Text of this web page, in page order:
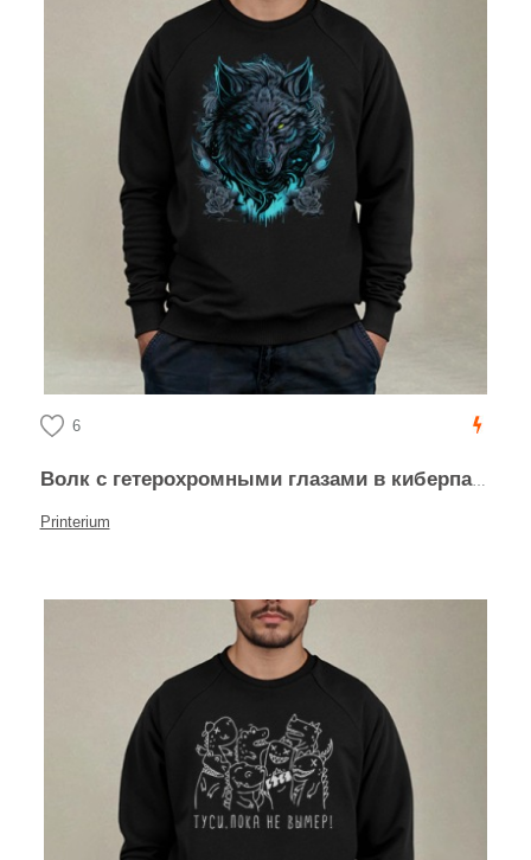
6
Волк с гетерохромными глазами в киберпанк стиле
Printerium